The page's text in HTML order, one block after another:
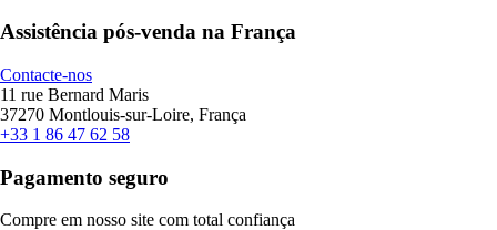
Assistência pós-venda na França
Contacte-nos
11 rue Bernard Maris
37270 Montlouis-sur-Loire, França
+33 1 86 47 62 58
Pagamento seguro
Compre em nosso site com total confiança